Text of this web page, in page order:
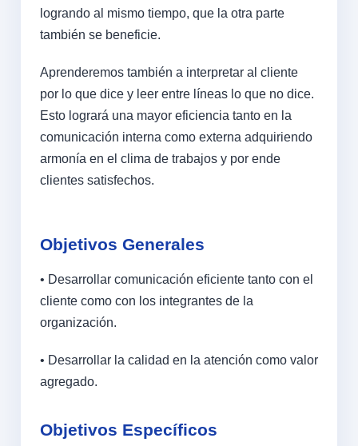
logrando al mismo tiempo, que la otra parte
también se beneficie.
Aprenderemos también a interpretar al cliente
por lo que dice y leer entre líneas lo que no dice.
Esto logrará una mayor eficiencia tanto en la
comunicación interna como externa adquiriendo
armonía en el clima de trabajos y por ende
clientes satisfechos.
Objetivos Generales
• Desarrollar comunicación eficiente tanto con el
cliente como con los integrantes de la
organización.
• Desarrollar la calidad en la atención como valor
agregado.
Objetivos Específicos